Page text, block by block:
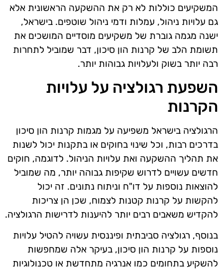
המשקיעים כוללות לא רק את ההשקעה הראשונית אלא
גם עלויות ניהול, עמלות ודמי ניהול שוטפים. בישראל,
ישנה מגמה גוברת של משקיעים מוסדיים המושכים את
תשומת הלב של קרנות הון סיכון, דבר שמוביל לתחרות
רבה יותר בשוק ולעלויות גבוהות יותר.
השפעת רגולציה על עלויות
הקרנות
הרגולציה בישראל משפיעה על מגמות קרנות הון סיכון
בדרכים רבות, וכל שינוי בחוקים או בתקנות יכול לשנות
את תהליך ההשקעה ואת עלויות הניהול. לדוגמה, חוקים
חדשים עשויים לדרוש שקיפות גבוהה יותר, מה שמוביל
להוצאות נוספות על דו"ח וניתוח נתונים. זה יכול
להקשות על קרנות קטנות לצמוח, שכן הן צריכות
להקדיש משאבים רבים יותר להיענות לדרישות הרגולציה.
בנוסף, רגולציה סביבתית ופיננסית עשויה להטיל עלויות
נוספות על קרנות הון סיכון, בעיקר אלה שמחפשות
להשקיע בתחומים כמו אנרגיה מתחדשת או טכנולוגיות